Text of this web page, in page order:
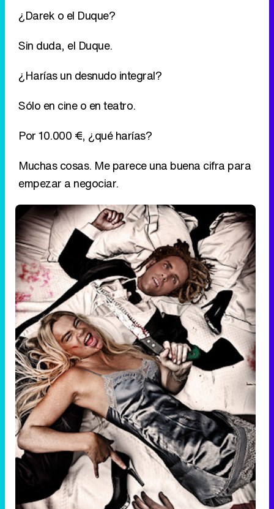
Sólo en cine o en teatro.
Por 10.000 €, ¿qué harías?
Muchas cosas. Me parece una buena cifra para
empezar a negociar.
¿Cómo fue tu primera vez?